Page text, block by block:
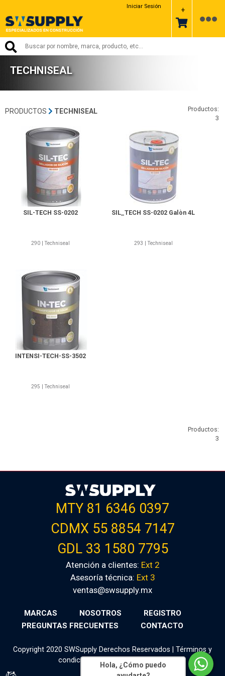
Iniciar Sesión +
TECHNISEAL
PRODUCTOS TECHNISEAL
Productos:
3
SIL-TECH SS-0202
290 | Techniseal
SIL_TECH SS-0202 Galòn 4L
293 | Techniseal
INTENSI-TECH-SS-3502
295 | Techniseal
Productos:
3
MTY 81 6346 0397
CDMX 55 8854 7147
GDL 33 1580 7795
Atención a clientes: Ext 2
Asesoría técnica: Ext 3
ventas@swsupply.mx
MARCAS NOSOTROS
REGISTRO
PREGUNTAS FRECUENTES
CONTACTO
Copyright 2020 SWSupply Derechos Reservados | Términos y
condiciones|Aviso de privacidad
Hola, ¿Cómo puedo